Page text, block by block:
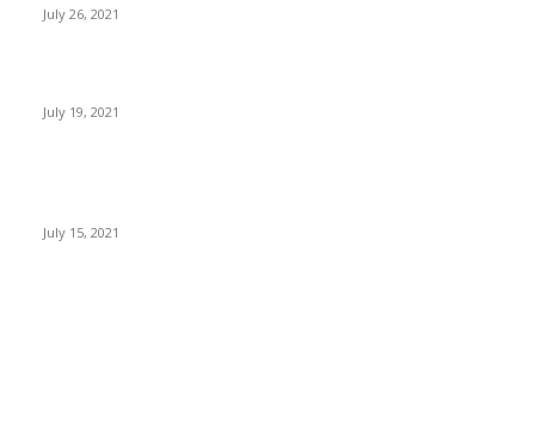
July 26, 2021
July 19, 2021
July 15, 2021